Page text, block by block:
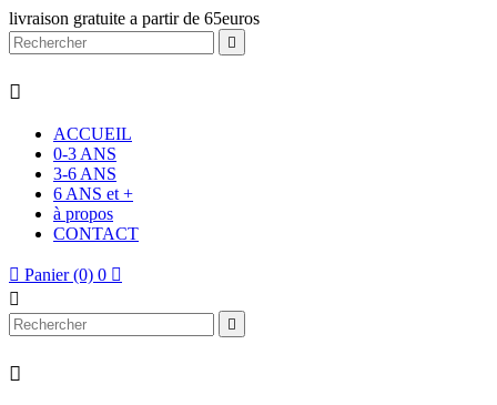
livraison gratuite a partir de 65euros


ACCUEIL
0-3 ANS
3-6 ANS
6 ANS et +
à propos
CONTACT
 Panier (0) 0 


